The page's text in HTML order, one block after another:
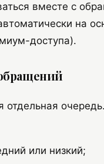
вместе с
на
доступа).
или низкий;